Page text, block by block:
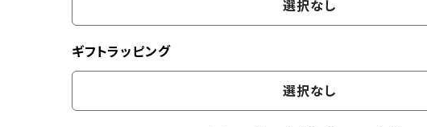
選択なし
ギフトラッピング
選択なし